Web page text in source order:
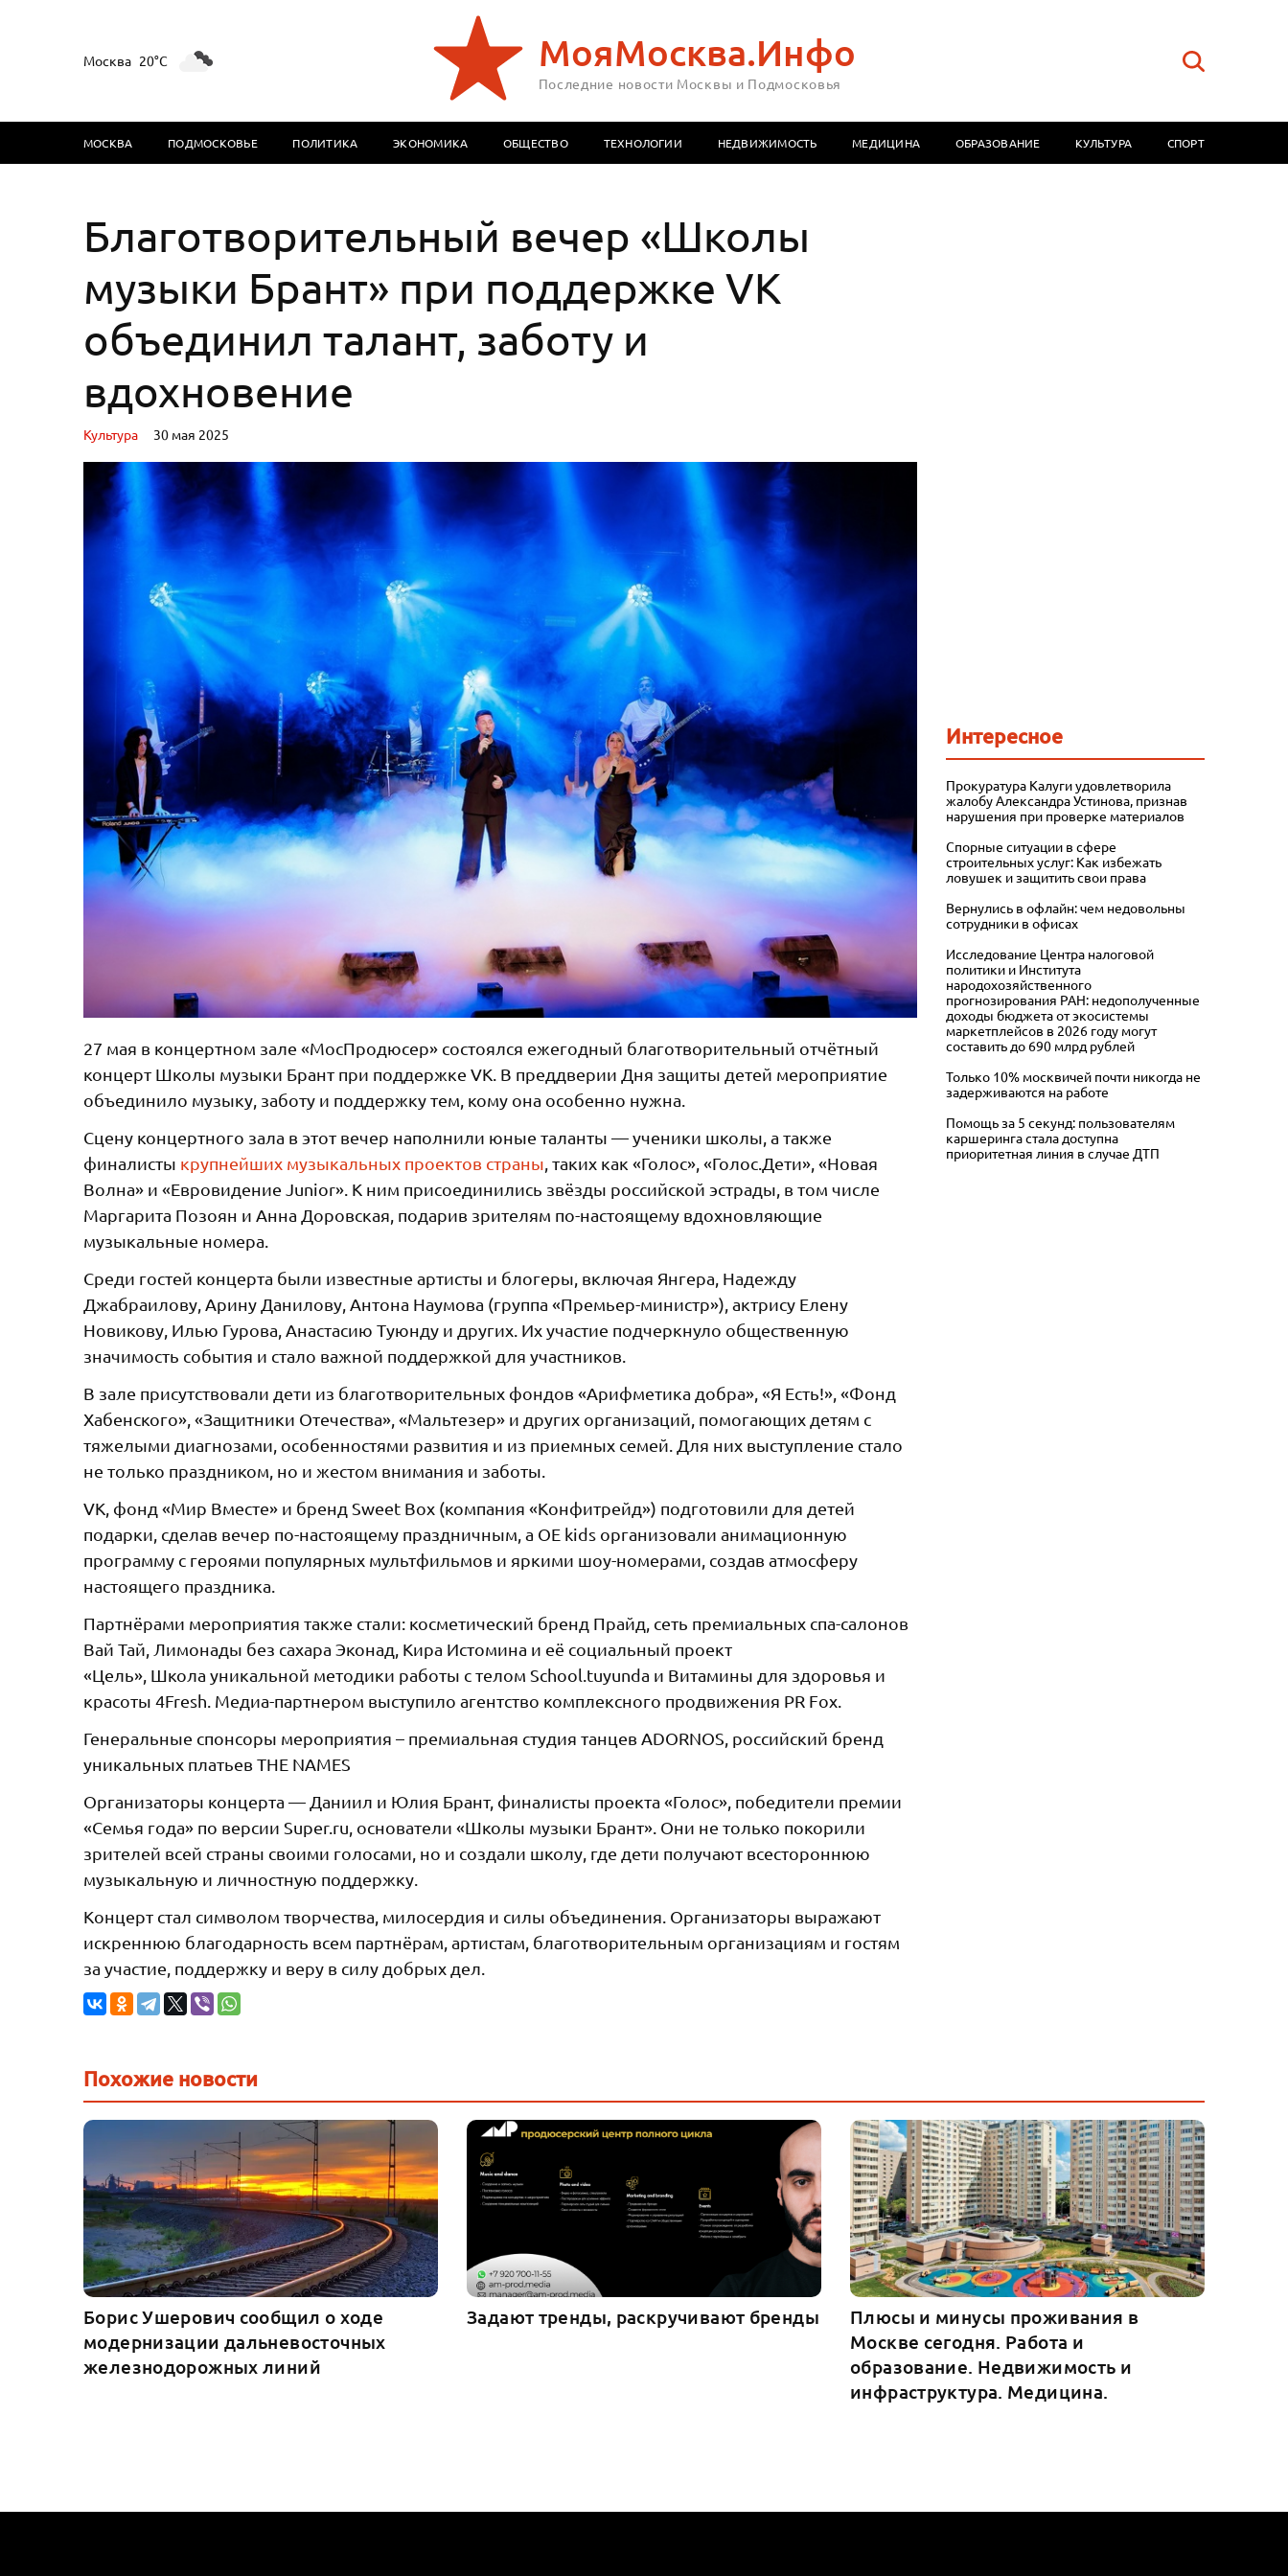
Москва 20°C МояМосква.Инфо
Последние новости Москвы и Подмосковья
МОСКВА ПОДМОСКОВЬЕ ПОЛИТИКА ЭКОНОМИКА ОБЩЕСТВО ТЕХНОЛОГИИ НЕДВИЖИМОСТЬ МЕДИЦИНА ОБРАЗОВАНИЕ КУЛЬТУРА СПОРТ
Благотворительный вечер «Школы
музыки Брант» при поддержке VK
объединил талант, заботу и
вдохновение
Культура 30 мая 2025
27 мая в концертном зале «МосПродюсер» состоялся ежегодный благотворительный отчётный
концерт Школы музыки Брант при поддержке VK. В преддверии Дня защиты детей мероприятие
объединило музыку, заботу и поддержку тем, кому она особенно нужна.
Сцену концертного зала в этот вечер наполнили юные таланты — ученики школы, а также
финалисты крупнейших музыкальных проектов страны , таких как «Голос», «Голос.Дети», «Новая
Волна» и «Евровидение Junior». К ним присоединились звёзды российской эстрады, в том числе
Маргарита Позоян и Анна Доровская, подарив зрителям по-настоящему вдохновляющие
музыкальные номера.
Среди гостей концерта были известные артисты и блогеры, включая Янгера, Надежду
Джабраилову, Арину Данилову, Антона Наумова (группа «Премьер-министр»), актрису Елену
Новикову, Илью Гурова, Анастасию Туюнду и других. Их участие подчеркнуло общественную
значимость события и стало важной поддержкой для участников.
В зале присутствовали дети из благотворительных фондов «Арифметика добра», «Я Есть!», «Фонд
Хабенского», «Защитники Отечества», «Мальтезер» и других организаций, помогающих детям с
тяжелыми диагнозами, особенностями развития и из приемных семей. Для них выступление стало
не только праздником, но и жестом внимания и заботы.
VK, фонд «Мир Вместе» и бренд Sweet Box (компания «Конфитрейд») подготовили для детей
подарки, сделав вечер по-настоящему праздничным, а OE kids организовали анимационную
программу с героями популярных мультфильмов и яркими шоу-номерами, создав атмосферу
настоящего праздника.
Партнёрами мероприятия также стали: косметический бренд Прайд, сеть премиальных спа-салонов
Вай Тай, Лимонады без сахара Эконад, Кира Истомина и её социальный проект
«Цель», Школа уникальной методики работы с телом School.tuyunda и Витамины для здоровья и
красоты 4Fresh. Медиа-партнером выступило агентство комплексного продвижения PR Fox.
Генеральные спонсоры мероприятия – премиальная студия танцев ADORNOS, российский бренд
уникальных платьев THE NAMES
Организаторы концерта — Даниил и Юлия Брант, финалисты проекта «Голос», победители премии
«Семья года» по версии Super.ru, основатели «Школы музыки Брант». Они не только покорили
зрителей всей страны своими голосами, но и создали школу, где дети получают всестороннюю
музыкальную и личностную поддержку.
Концерт стал символом творчества, милосердия и силы объединения. Организаторы выражают
искреннюю благодарность всем партнёрам, артистам, благотворительным организациям и гостям
за участие, поддержку и веру в силу добрых дел.
Интересное
Прокуратура Калуги удовлетворила
жалобу Александра Устинова, признав
нарушения при проверке материалов
Спорные ситуации в сфере
строительных услуг: Как избежать
ловушек и защитить свои права
Вернулись в офлайн: чем недовольны
сотрудники в офисах
Исследование Центра налоговой
политики и Института
народохозяйственного
прогнозирования РАН: недополученные
доходы бюджета от экосистемы
маркетплейсов в 2026 году могут
составить до 690 млрд рублей
Только 10% москвичей почти никогда не
задерживаются на работе
Помощь за 5 секунд: пользователям
каршеринга стала доступна
приоритетная линия в случае ДТП
Похожие новости
Борис Ушерович сообщил о ходе
модернизации дальневосточных
железнодорожных линий
Задают тренды, раскручивают бренды
Плюсы и минусы проживания в
Москве сегодня. Работа и
образование. Недвижимость и
инфраструктура. Медицина.